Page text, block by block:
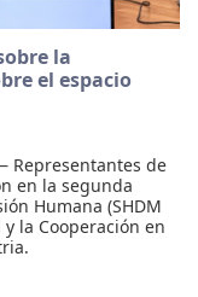
la
el espacio
Representantes de
en la segunda
Humana (SHDM
la Cooperación en